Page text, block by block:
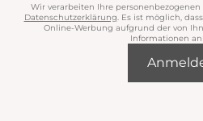
Wir verarbeiten Ihre
Datenschutzerklärung . Es ist möglich,
Online-Werbung aufgrund der von
Informationen